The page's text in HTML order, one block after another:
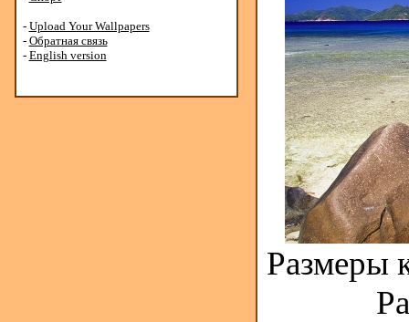
- Upload Your Wallpapers
- Обратная связь
- English version
Размеры